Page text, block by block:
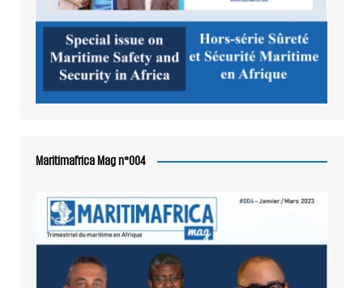
Maritimafrica Mag n°004